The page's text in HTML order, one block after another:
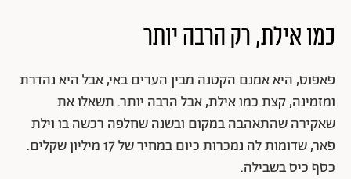
כמו אילת, רק הרבה יותר
פאפוס, היא אמנם הקטנה מבין הערים באי, אבל היא נהדרת
ומזמינה, קצת כמו אילת, אבל הרבה יותר. תשאלו את
שאקירה שהתאהבה במקום ובשנה שחלפה רכשה בו וילת
פאר, שדומות לה נמכרות כיום במחיר של 17 מיליון שקלים.
כסף כיס בשבילה.